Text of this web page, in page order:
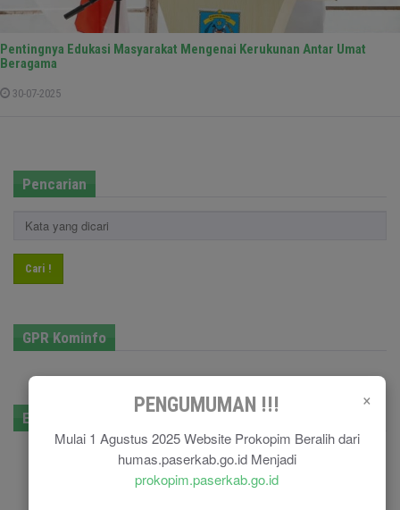
×
PENGUMUMAN !!!
Mulai 1 Agustus 2025 Website Prokopim Beralih dari
humas.paserkab.go.id Menjadi
prokopim.paserkab.go.id
Pentingnya Edukasi Masyarakat Mengenai Kerukunan Antar Umat
Beragama
30-07-2025
Pencarian
Cari !
GPR Kominfo
E-Government